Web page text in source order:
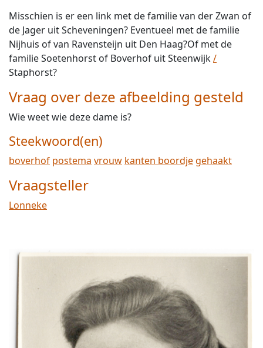
Misschien is er een link met de familie van der Zwan of
de Jager uit Scheveningen? Eventueel met de familie
Nijhuis of van Ravensteijn uit Den Haag?Of met de
familie Soetenhorst of Boverhof uit Steenwijk/
Staphorst?
Vraag over deze afbeelding gesteld
Wie weet wie deze dame is?
Steekwoord(en)
boverhof postema vrouw kanten boordjegehaakt
Vraagsteller
Lonneke